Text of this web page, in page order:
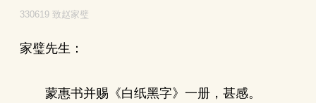
330619 致赵家璧
家璧先生：
蒙惠书并赐《白纸黑字》一册，甚感。